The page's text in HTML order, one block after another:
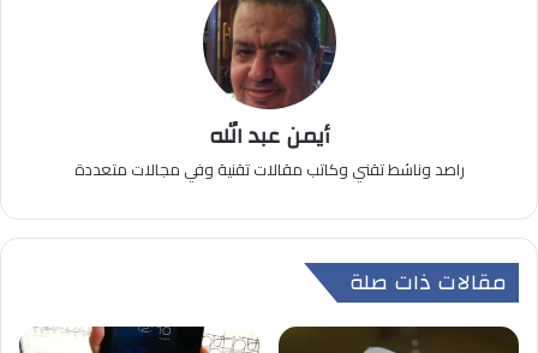
أيمن عبد الله
راصد وناشط تقني وكاتب مقالات تقنية وفي مجالات متعددة
مقالات ذات صلة